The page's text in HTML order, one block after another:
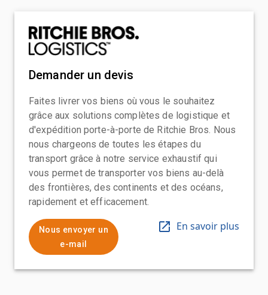
Demander un devis
Faites livrer vos biens où vous le souhaitez
grâce aux solutions complètes de logistique et
d'expédition porte-à-porte de Ritchie Bros. Nous
nous chargeons de toutes les étapes du
transport grâce à notre service exhaustif qui
vous permet de transporter vos biens au-delà
des frontières, des continents et des océans,
rapidement et efficacement.
Nous envoyer un
e-mail
En savoir plus